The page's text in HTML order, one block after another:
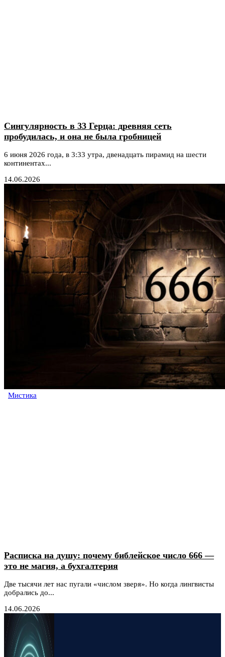
Сингулярность в 33 Герца: древняя сеть
пробудилась, и она не была гробницей
6 июня 2026 года, в 3:33 утра, двенадцать пирамид на шести
континентах...
14.06.2026
Мистика
Расписка на душу: почему библейское число 666 —
это не магия, а бухгалтерия
Две тысячи лет нас пугали «числом зверя». Но когда лингвисты
добрались до...
14.06.2026